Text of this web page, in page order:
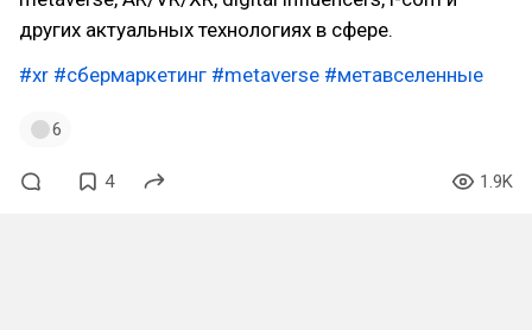
других актуальных технологиях в сфере.
#xr #сбермаркетинг #metaverse #метавселенные
6
4 1.9K